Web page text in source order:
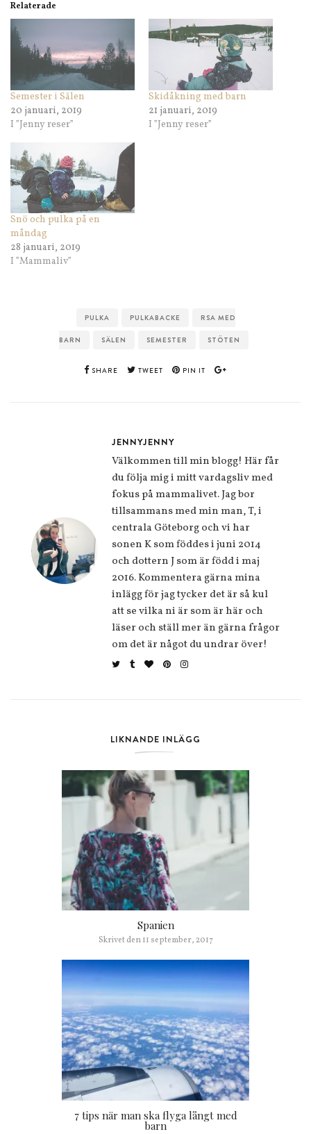
Relaterade
Semester i Sälen
20 januari, 2019
I ”Jenny reser”
Skidåkning med barn
21 januari, 2019
I ”Jenny reser”
Snö och pulka på en
måndag
28 januari, 2019
I ”Mammaliv”
PULKA PULKABACKE RSA MED
BARN SÄLEN SEMESTER STÖTEN
SHARE TWEET PIN IT
JENNYJENNY
Välkommen till min blogg! Här får
du följa mig i mitt vardagsliv med
fokus på mammalivet. Jag bor
tillsammans med min man, T, i
centrala Göteborg och vi har
sonen K som föddes i juni 2014
och dottern J som är född i maj
2016. Kommentera gärna mina
inlägg för jag tycker det är så kul
att se vilka ni är som är här och
läser och ställ mer än gärna frågor
om det är något du undrar över!
LIKNANDE INLÄGG
Spanien
Skrivet den11 september, 2017
7 tips när man ska flyga långt med
barn